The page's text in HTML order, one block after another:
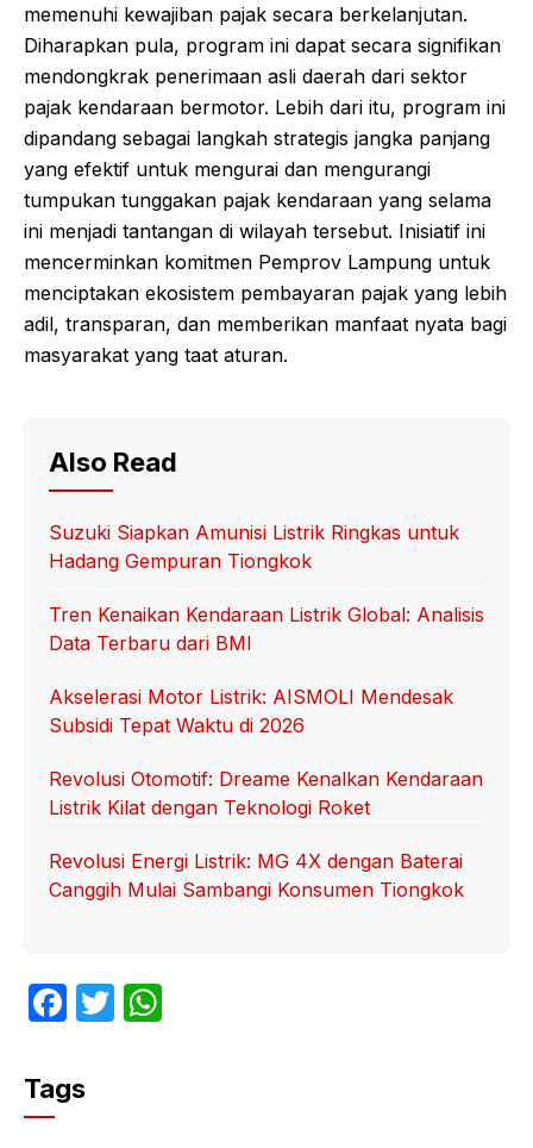
memenuhi kewajiban pajak secara berkelanjutan.
Diharapkan pula, program ini dapat secara signifikan
mendongkrak penerimaan asli daerah dari sektor
pajak kendaraan bermotor. Lebih dari itu, program ini
dipandang sebagai langkah strategis jangka panjang
yang efektif untuk mengurai dan mengurangi
tumpukan tunggakan pajak kendaraan yang selama
ini menjadi tantangan di wilayah tersebut. Inisiatif ini
mencerminkan komitmen Pemprov Lampung untuk
menciptakan ekosistem pembayaran pajak yang lebih
adil, transparan, dan memberikan manfaat nyata bagi
masyarakat yang taat aturan.
Also Read
Suzuki Siapkan Amunisi Listrik Ringkas untuk
Hadang Gempuran Tiongkok
Tren Kenaikan Kendaraan Listrik Global: Analisis
Data Terbaru dari BMI
Akselerasi Motor Listrik: AISMOLI Mendesak
Subsidi Tepat Waktu di 2026
Revolusi Otomotif: Dreame Kenalkan Kendaraan
Listrik Kilat dengan Teknologi Roket
Revolusi Energi Listrik: MG 4X dengan Baterai
Canggih Mulai Sambangi Konsumen Tiongkok
F
c
e
T
Tags